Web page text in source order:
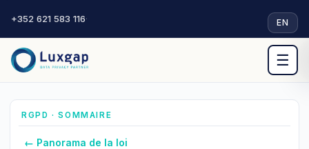
+352 621 583 116· EN
☰
RGPD · SOMMAIRE
← Panorama de la loi